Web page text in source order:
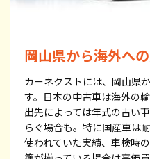
岡山県から海外へ
カーネクストには、岡山県
す。日本の中古車は海外の
出先によっては年式の古い
らぐ場合も。特に国産車は
使われていた実績、車検時